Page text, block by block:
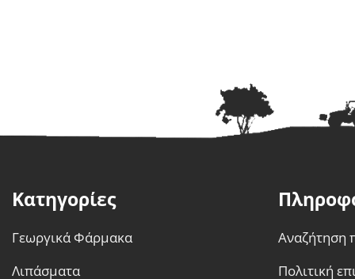
Κατηγορίες
Γεωργικά Φάρμακα
Λιπάσματα
Αναζήτηση
Πολιτική